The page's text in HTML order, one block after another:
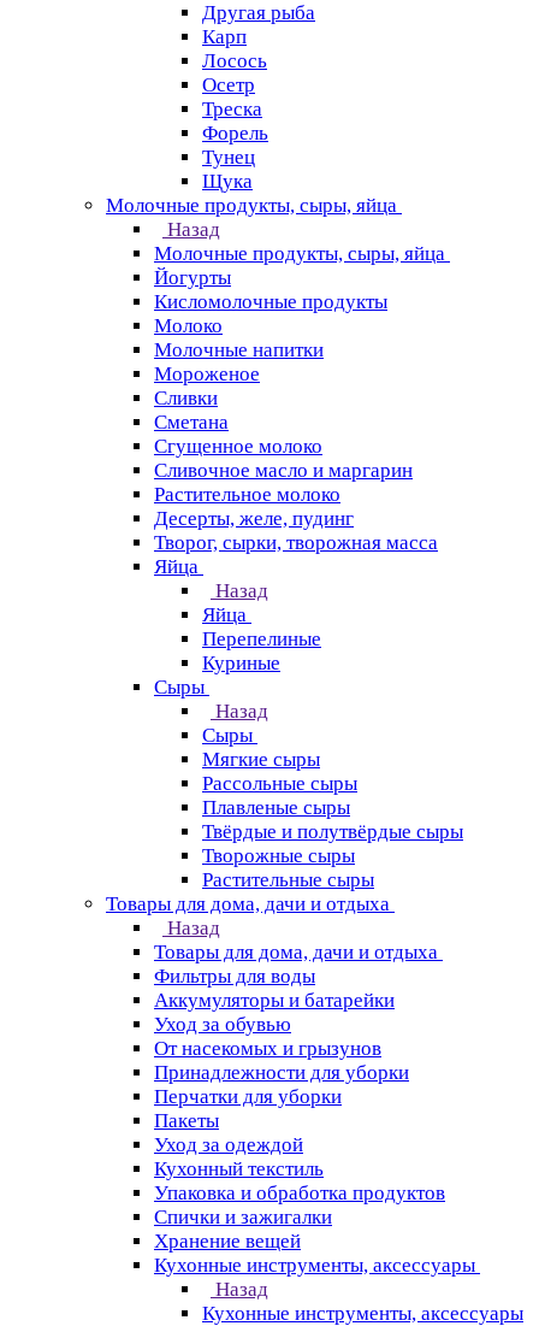
Другая рыба
Карп
Лосось
Осетр
Треска
Форель
Тунец
Щука
Молочные продукты, сыры, яйца
Назад
Молочные продукты, сыры, яйца
Йогурты
Кисломолочные продукты
Молоко
Молочные напитки
Мороженое
Сливки
Сметана
Сгущенное молоко
Сливочное масло и маргарин
Растительное молоко
Десерты, желе, пудинг
Творог, сырки, творожная масса
Яйца
Назад
Яйца
Перепелиные
Куриные
Сыры
Назад
Сыры
Мягкие сыры
Рассольные сыры
Плавленые сыры
Твёрдые и полутвёрдые сыры
Творожные сыры
Растительные сыры
Товары для дома, дачи и отдыха
Назад
Товары для дома, дачи и отдыха
Фильтры для воды
Аккумуляторы и батарейки
Уход за обувью
От насекомых и грызунов
Принадлежности для уборки
Перчатки для уборки
Пакеты
Уход за одеждой
Кухонный текстиль
Упаковка и обработка продуктов
Спички и зажигалки
Хранение вещей
Кухонные инструменты, аксессуары
Назад
Кухонные инструменты, аксессуары